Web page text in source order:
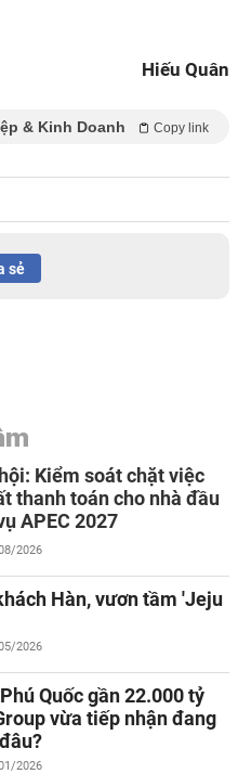
Hiếu Quân
& Kinh Doanh Copy link
sẻ
Kiểm soát chặt việc
thanh toán cho nhà đầu
APEC 2027
2026
Hàn, vươn tầm 'Jeju
2026
Quốc gần 22.000 tỷ
vừa tiếp nhận đang
2026